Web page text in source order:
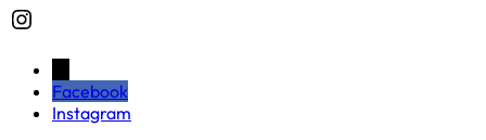
Instagram
Facebook
Instagram